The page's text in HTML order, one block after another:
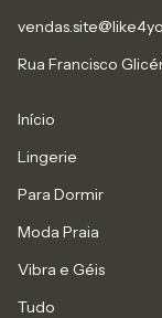
Rua Francisco
Início
Lingerie
Para Dormir
Moda Praia
Vibra e Géis
Tudo